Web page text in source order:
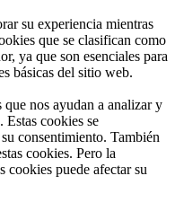
su experiencia mientras
que se clasifican como
ya que son esenciales para
básicas del sitio web.
nos ayudan a analizar y
cookies se
consentimiento. También
cookies. Pero la
cookies puede afectar su